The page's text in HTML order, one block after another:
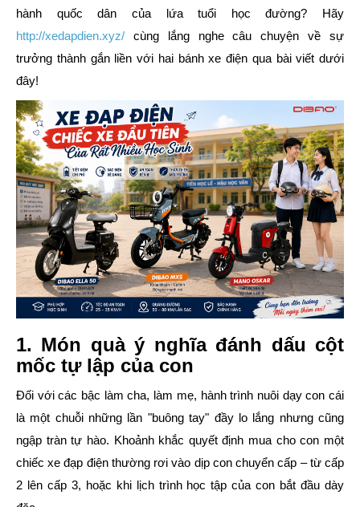
hành quốc dân của lứa tuổi học đường? Hãy
http://xedapdien.xyz/ cùng lắng nghe câu chuyện về sự
trưởng thành gắn liền với hai bánh xe điện qua bài viết dưới
đây!
1. Món quà ý nghĩa đánh dấu cột
mốc tự lập của con
Đối với các bậc làm cha, làm mẹ, hành trình nuôi dạy con cái
là một chuỗi những lần "buông tay" đầy lo lắng nhưng cũng
ngập tràn tự hào. Khoảnh khắc quyết định mua cho con một
chiếc xe đạp điện thường rơi vào dịp con chuyển cấp – từ cấp
2 lên cấp 3, hoặc khi lịch trình học tập của con bắt đầu dày